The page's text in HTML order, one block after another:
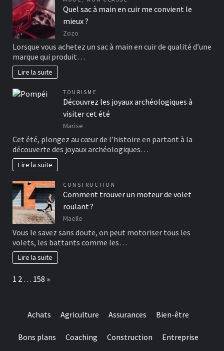
Quel sac à main en cuir me convient le
mieux ?
Zozo
Lorsque vous achetez un sac à main en cuir de qualité d’une
marque qui produit…
Lire la suite
TOURISME
Découvrez les joyaux archéologiques à
visiter cet été
Marise
Cet été, plongez au cœur de l’histoire en partant à la
découverte des joyaux archéologiques…
Lire la suite
CONSTRUCTION
Comment trouver un moteur de volet
roulant ?
Maelle
Vous le savez sans doute, on peut motoriser tous les
volets, les battants comme les…
Lire la suite
Page:
1 2 … 158 Next
»
Achats Agriculture Assurances Bien-être
Bons plans Coaching Construction Entreprise